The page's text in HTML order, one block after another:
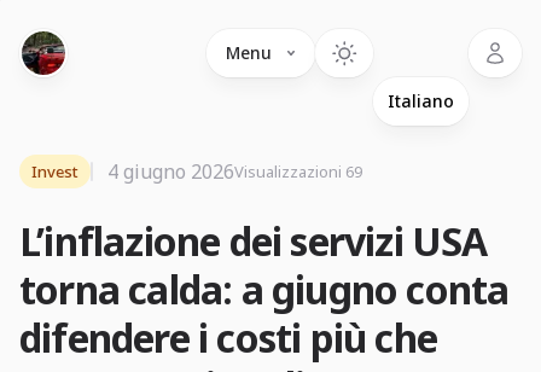
Menu
L’inflazione dei servizi USA
torna calda: a giugno conta
difendere i costi più che
Invest 4 giugno 2026Visualizzazioni 69